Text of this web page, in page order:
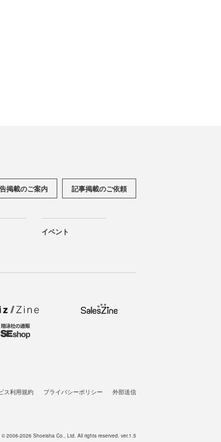
掲載のご案内 記事掲載のご依頼
イベント
ス利用規約 プライバシーポリシー 外部送信
2006-2026 Shoeisha Co., Ltd. All rights reserved. ver.1.5